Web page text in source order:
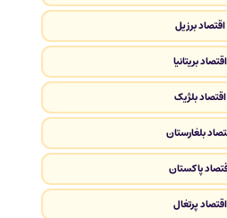
اقتصاد برزیل
اقتصاد بریتانیا
اقتصاد بلژیک
بلغارستان
پاکستان
اقتصاد پرتغال